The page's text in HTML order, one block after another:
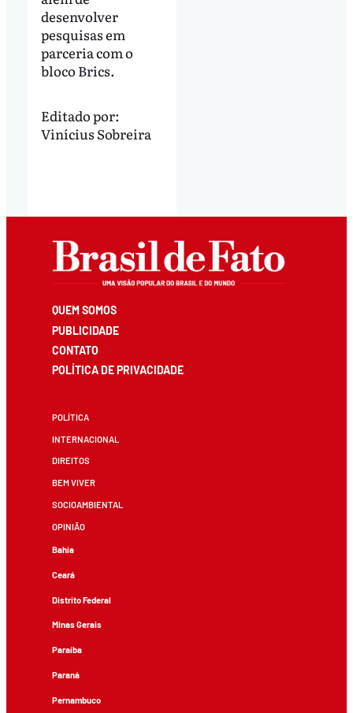
desenvolver
pesquisas em
parceria com o
bloco Brics.
Editado por:
Vinícius Sobreira
QUEM SOMOS
PUBLICIDADE
CONTATO
POLÍTICA DE PRIVACIDADE
POLÍTICA
INTERNACIONAL
DIREITOS
BEM VIVER
SOCIOAMBIENTAL
OPINIÃO
Bahia
Ceará
Distrito Federal
Minas Gerais
Paraíba
Paraná
Pernambuco